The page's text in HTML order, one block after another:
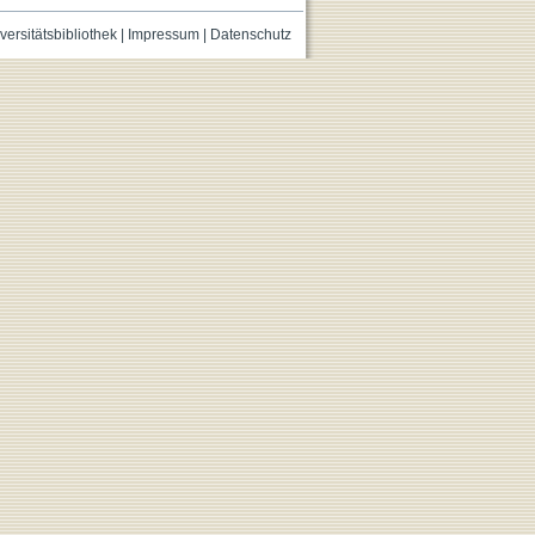
| Impressum| Datenschutz